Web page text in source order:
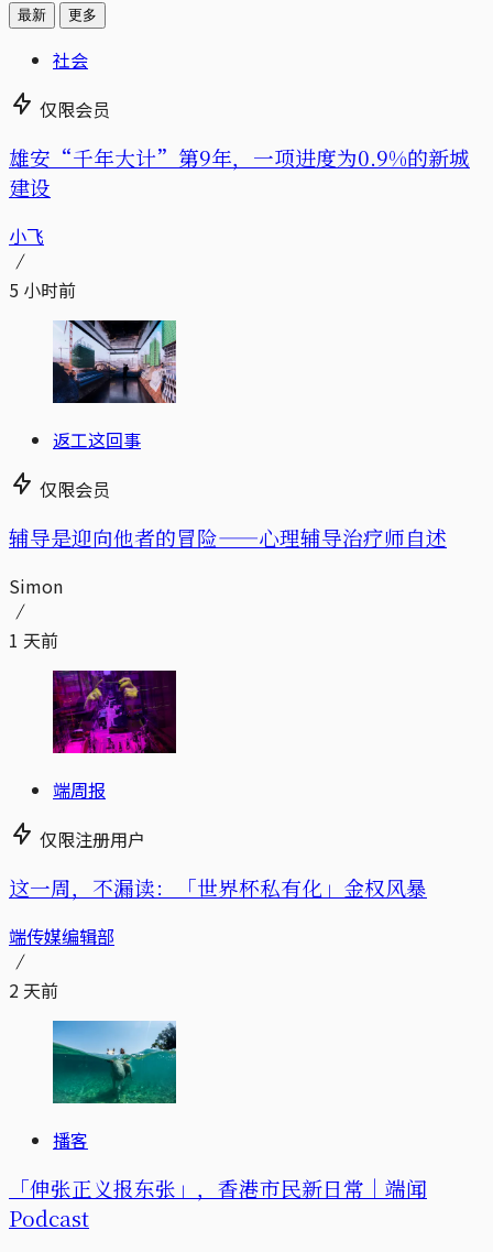
最新 更多
社会
仅限会员
雄安“千年大计”第9年，一项进度为0.9%的新城
建设
小飞
5 小时前
返工这回事
仅限会员
辅导是迎向他者的冒险——心理辅导治疗师自述
Simon
1 天前
端周报
仅限注册用户
这一周，不漏读：「世界杯私有化」金权风暴
端传媒编辑部
2 天前
播客
「伸张正义报东张」，香港市民新日常｜端闻
Podcast